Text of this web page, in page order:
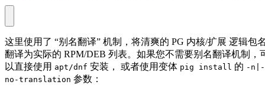
这里使用了 “别名翻译” 机制，将清爽的 PG 内核/扩展 逻辑包
翻译为实际的 RPM/DEB 列表。如果您不需要别名翻译机制，
以直接使用 apt/dnf 安装， 或者使用变体 pig install 的 -
no-translation 参数：